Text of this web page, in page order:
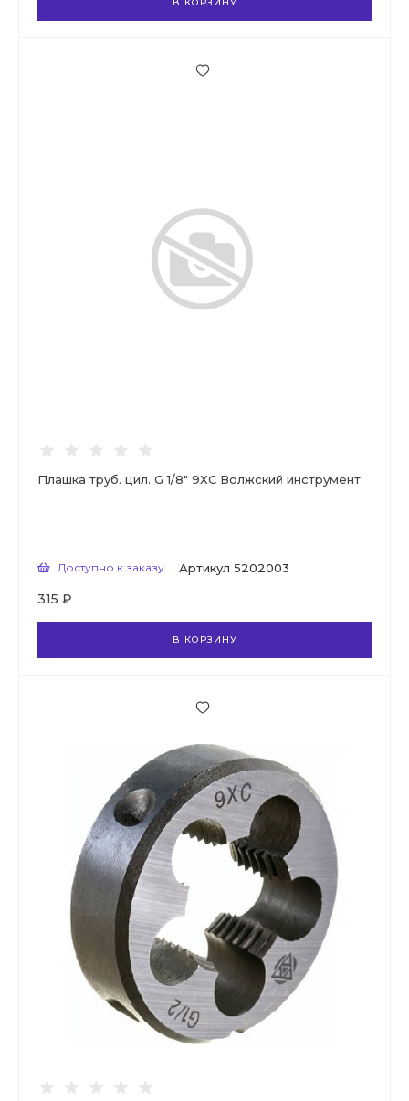
В КОРЗИНУ
Плашка труб. цил. G 1/8" 9ХС Волжский инструмент
Доступно к заказу Артикул 5202003
315 ₽
В КОРЗИНУ